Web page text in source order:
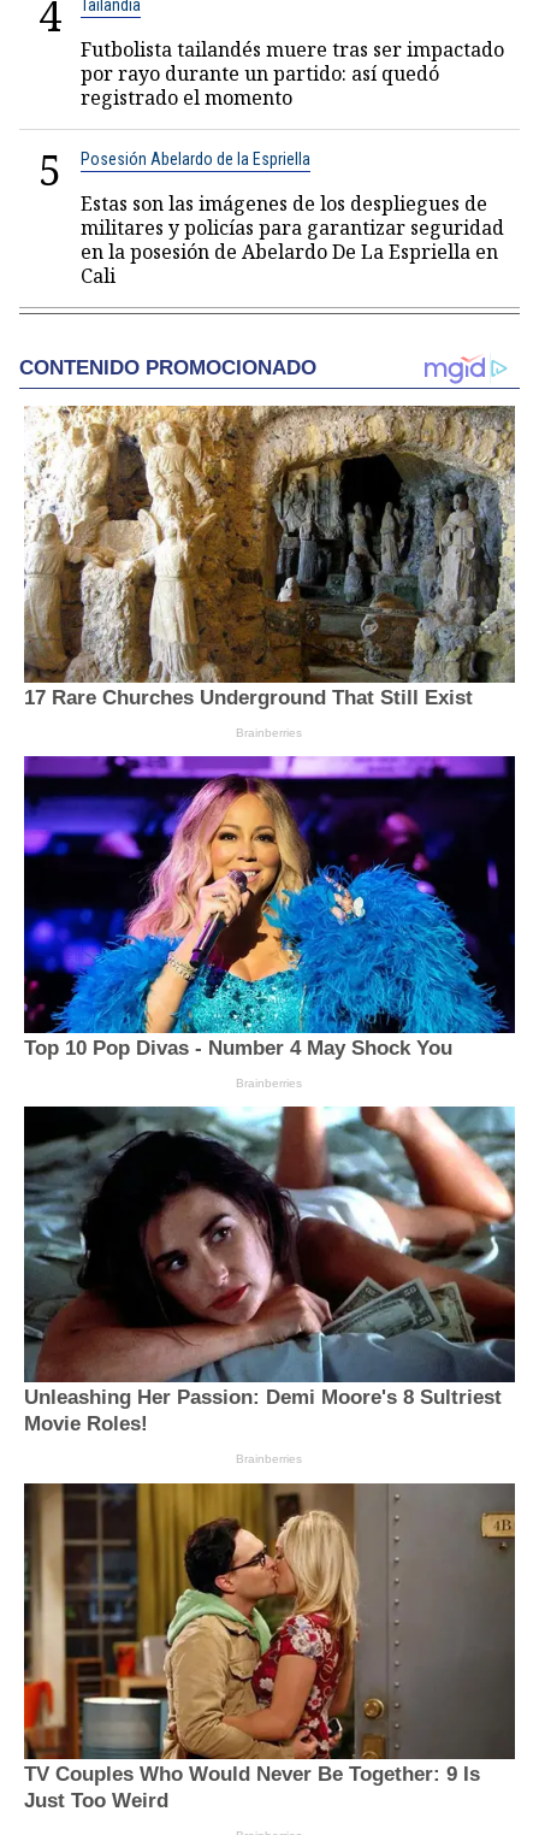
4 Tailandia
Futbolista tailandés muere tras ser impactado
por rayo durante un partido: así quedó
registrado el momento
5 Posesión Abelardo de la Espriella
Estas son las imágenes de los despliegues de
militares y policías para garantizar seguridad
en la posesión de Abelardo De La Espriella en
Cali